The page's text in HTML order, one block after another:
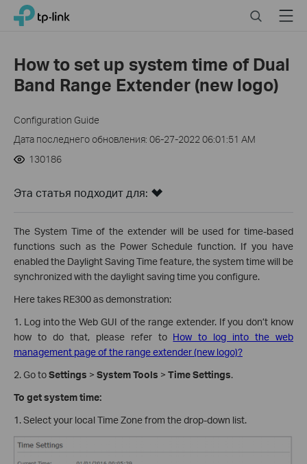
Click
navigation
TP-Link, Reliably Smart SearchMenu
How to set up system time of Dual
Band Range Extender (new logo)
Configuration Guide
Дата последнего обновления: 06-27-2022 06:01:51 AM
130186
Эта статья подходит для:
The System Time of the extender will be used for time-based
functions such as the Power Schedule function. If you have
enabled the Daylight Saving Time feature, the system time will be
synchronized with the daylight saving time you configure.
Here takes RE300 as demonstration:
1. Log into the Web GUI of the range extender. If you don’t know
how to do that, please refer to How to log into the web
management page of the range extender (new logo)?
2. Go toSettings > System Tools > Time Settings.
To get system time:
1. Select your local Time Zone from the drop-down list.